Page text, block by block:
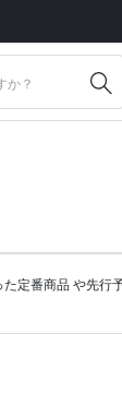
定番商品 や先行